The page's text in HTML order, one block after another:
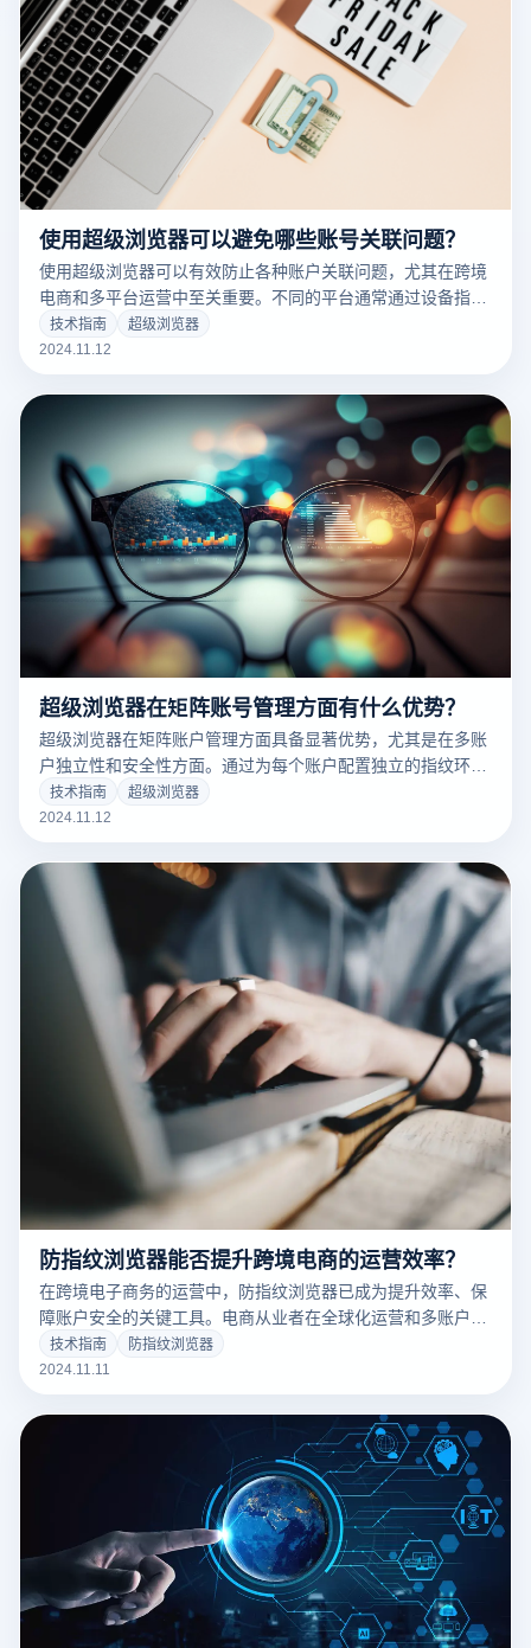
使用超级浏览器可以避免哪些账号关联问题？
使用超级浏览器可以有效防止各种账户关联问题，尤其在跨境
电商和多平台运营中至关重要。不同的平台通常通过设备指
纹、IP地址、浏览器参数等多种方式来识别账户关联，而超级
浏览器则通过为每个账户建立独立的虚拟环境，从根本上隔离
技术指南
超级浏览器
2024.11.12
超级浏览器在矩阵账号管理方面有什么优势？
超级浏览器在矩阵账户管理方面具备显著优势，尤其是在多账
户独立性和安全性方面。通过为每个账户配置独立的指纹环
境，超级浏览器能够有效防止账户关联风险，确保矩阵账户的
安全性和隐私性。
技术指南
超级浏览器
2024.11.12
防指纹浏览器能否提升跨境电商的运营效率？
在跨境电子商务的运营中，防指纹浏览器已成为提升效率、保
障账户安全的关键工具。电商从业者在全球化运营和多账户管
理中，往往需要同时运营多个店铺或社交媒体账户，以增加品
牌曝光和销售机会。然而，多个账户同时使用容易引发关联风
全浏览环境，有效地避免了平台的关联检测，保障了账户的独
立运营，从而显著提升了跨境电商的管理效率和账户安全性。
技术指南
防指纹浏览器
2024.11.11